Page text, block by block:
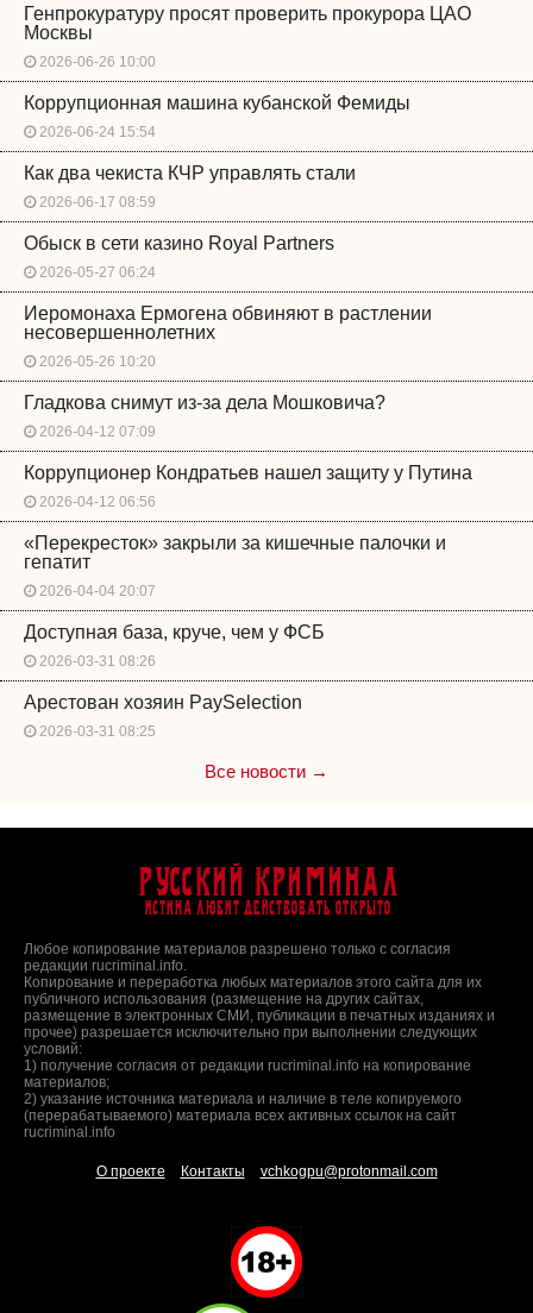
Генпрокуратуру просят проверить прокурора ЦАО
Москвы
2026-06-26 10:00
Коррупционная машина кубанской Фемиды
2026-06-24 15:54
Как два чекиста КЧР управлять стали
2026-06-17 08:59
Обыск в сети казино Royal Partners
2026-05-27 06:24
Иеромонаха Ермогена обвиняют в растлении
несовершеннолетних
2026-05-26 10:20
Гладкова снимут из-за дела Мошковича?
2026-04-12 07:09
Коррупционер Кондратьев нашел защиту у Путина
2026-04-12 06:56
«Перекресток» закрыли за кишечные палочки и
гепатит
2026-04-04 20:07
Доступная база, круче, чем у ФСБ
2026-03-31 08:26
Арестован хозяин PaySelection
2026-03-31 08:25
Все новости →
Русский Криминал
Истина любит действовать открыто
Любое копирование материалов разрешено только с согласия
редакции rucriminal.info.
Копирование и переработка любых материалов этого сайта для их
публичного использования (размещение на других сайтах,
размещение в электронных СМИ, публикации в печатных изданиях и
прочее) разрешается исключительно при выполнении следующих
условий:
1) получение согласия от редакции rucriminal.info на копирование
материалов;
2) указание источника материала и наличие в теле копируемого
(перерабатываемого) материала всех активных ссылок на сайт
rucriminal.info
О проекте Контакты vchkogpu@protonmail.com